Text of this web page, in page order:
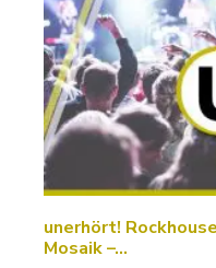
unerhört!
Mosaik –…